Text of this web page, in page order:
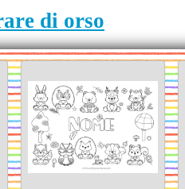
di orso